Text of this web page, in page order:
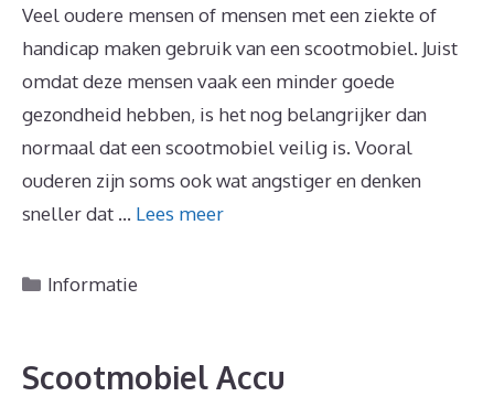
Veel oudere mensen of mensen met een ziekte of
handicap maken gebruik van een scootmobiel. Juist
omdat deze mensen vaak een minder goede
gezondheid hebben, is het nog belangrijker dan
normaal dat een scootmobiel veilig is. Vooral
ouderen zijn soms ook wat angstiger en denken
sneller dat … Lees meer
Categorieën
Informatie
Scootmobiel Accu